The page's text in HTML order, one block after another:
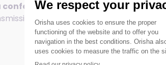
SESAM-Vitale de votre
la facturation, la sécurité des